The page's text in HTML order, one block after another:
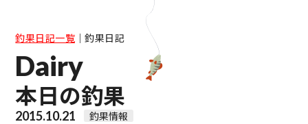
釣果日記一覧｜釣果日記
Dairy
本日の釣果
2015.10.21 釣果情報